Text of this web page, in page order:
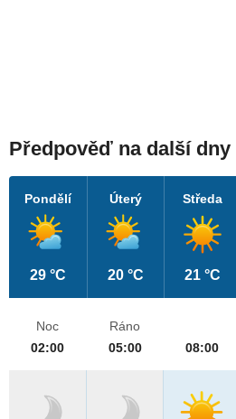
Předpověď na další dny
Pondělí
29 °C
Úterý
20 °C
Středa
21 °C
Noc
02:00
Ráno
05:00
08:00